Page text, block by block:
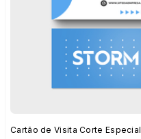
Cartão de Visita Corte Especial